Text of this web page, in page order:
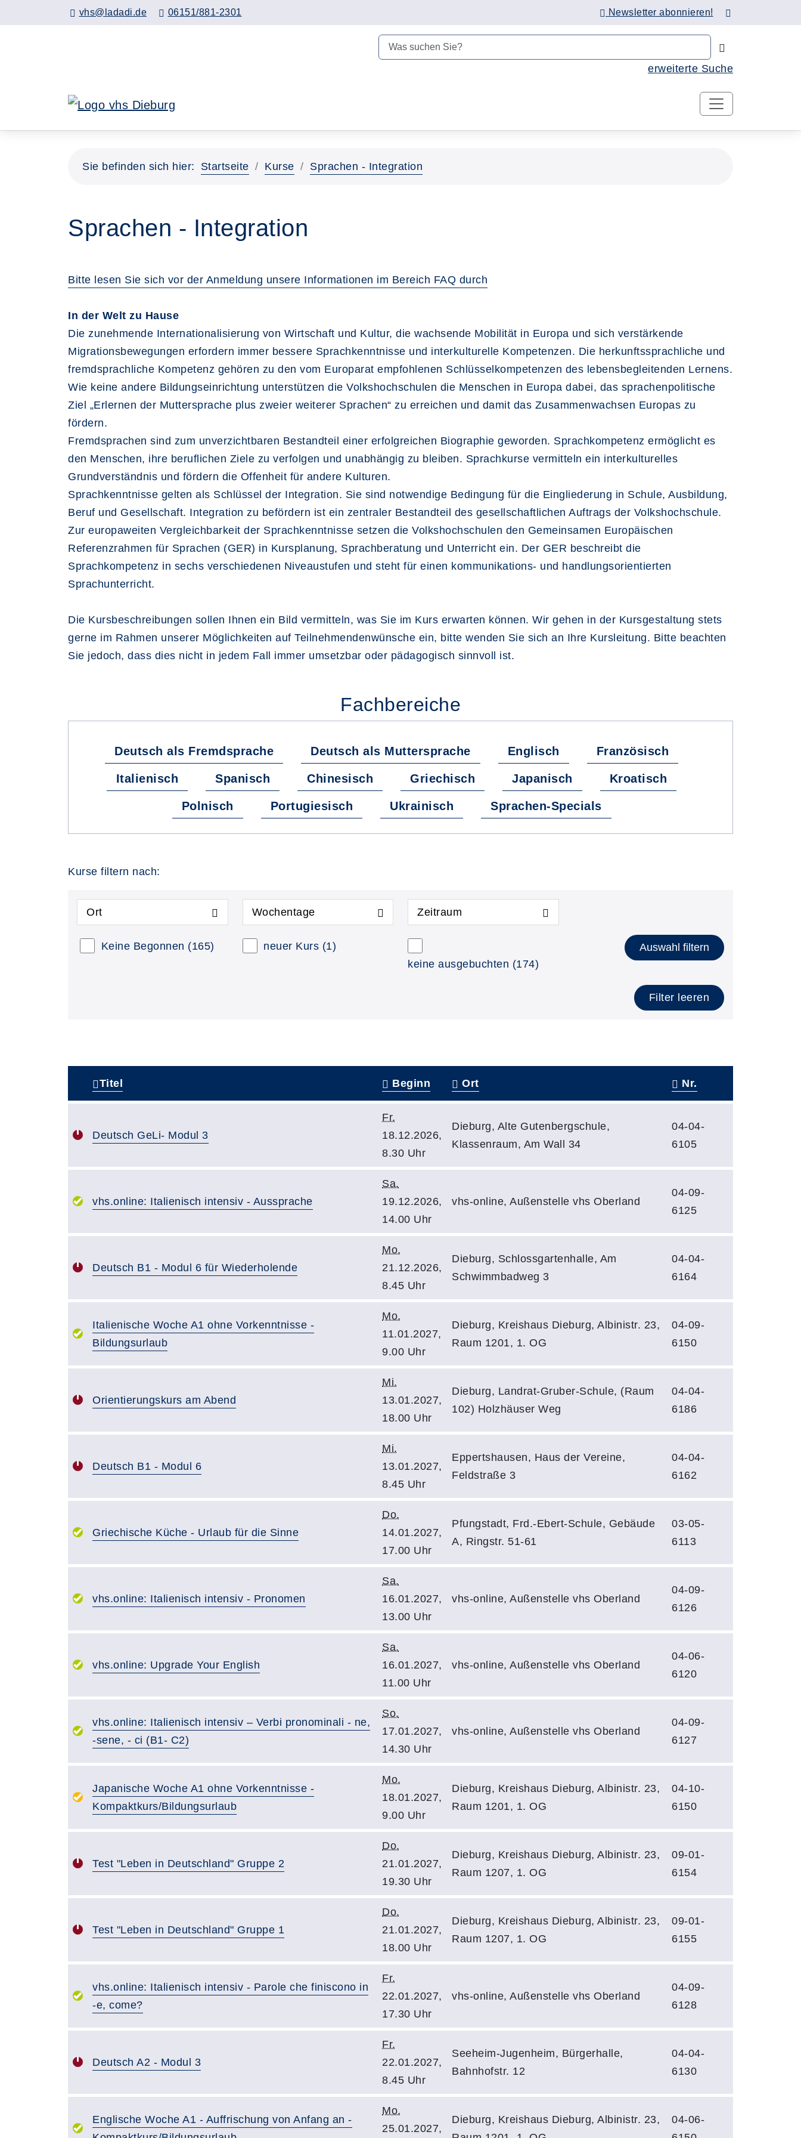
vhs@ladadi.de 06151/881-2301 Newsletter abonnieren!
erweiterte Suche
Hauptinhalt anspringen
Sie befinden sich hier: Startseite Kurse Sprachen - Integration
Sprachen - Integration
Bitte lesen Sie sich vor der Anmeldung unsere Informationen im Bereich FAQ durch
In der Welt zu Hause
Die zunehmende Internationalisierung von Wirtschaft und Kultur, die wachsende Mobilität in Europa und sich verstärkende
Migrationsbewegungen erfordern immer bessere Sprachkenntnisse und interkulturelle Kompetenzen. Die herkunftssprachliche und
fremdsprachliche Kompetenz gehören zu den vom Europarat empfohlenen Schlüsselkompetenzen des lebensbegleitenden Lernens.
Wie keine andere Bildungseinrichtung unterstützen die Volkshochschulen die Menschen in Europa dabei, das sprachenpolitische
Ziel „Erlernen der Muttersprache plus zweier weiterer Sprachen“ zu erreichen und damit das Zusammenwachsen Europas zu
fördern.
Fremdsprachen sind zum unverzichtbaren Bestandteil einer erfolgreichen Biographie geworden. Sprachkompetenz ermöglicht es
den Menschen, ihre beruflichen Ziele zu verfolgen und unabhängig zu bleiben. Sprachkurse vermitteln ein interkulturelles
Grundverständnis und fördern die Offenheit für andere Kulturen.
Sprachkenntnisse gelten als Schlüssel der Integration. Sie sind notwendige Bedingung für die Eingliederung in Schule, Ausbildung,
Beruf und Gesellschaft. Integration zu befördern ist ein zentraler Bestandteil des gesellschaftlichen Auftrags der Volkshochschule.
Zur europaweiten Vergleichbarkeit der Sprachkenntnisse setzen die Volkshochschulen den Gemeinsamen Europäischen
Referenzrahmen für Sprachen (GER) in Kursplanung, Sprachberatung und Unterricht ein. Der GER beschreibt die
Sprachkompetenz in sechs verschiedenen Niveaustufen und steht für einen kommunikations- und handlungsorientierten
Sprachunterricht.
Die Kursbeschreibungen sollen Ihnen ein Bild vermitteln, was Sie im Kurs erwarten können. Wir gehen in der Kursgestaltung stets
gerne im Rahmen unserer Möglichkeiten auf Teilnehmendenwünsche ein, bitte wenden Sie sich an Ihre Kursleitung. Bitte beachten
Sie jedoch, dass dies nicht in jedem Fall immer umsetzbar oder pädagogisch sinnvoll ist.
Fachbereiche
Deutsch als Fremdsprache Deutsch als Muttersprache Englisch Französisch
Italienisch Spanisch Chinesisch Griechisch Japanisch Kroatisch
Polnisch Portugiesisch Ukrainisch Sprachen-Specials
Kurse filtern nach:
Ort Wochentage Zeitraum
Keine Begonnen (165) neuer Kurs (1)
keine ausgebuchten (174)
Auswahl filtern
Filter leeren
Titel Beginn Ort Nr.
Deutsch GeLi- Modul 3
Fr.
18.12.2026,
8.30 Uhr
Dieburg, Alte Gutenbergschule,
Klassenraum, Am Wall 34
04-04-
6105
vhs.online: Italienisch intensiv - Aussprache
Sa.
19.12.2026,
14.00 Uhr
vhs-online, Außenstelle vhs Oberland
04-09-
6125
Deutsch B1 - Modul 6 für Wiederholende
Mo.
21.12.2026,
8.45 Uhr
Dieburg, Schlossgartenhalle, Am
Schwimmbadweg 3
04-04-
6164
Italienische Woche A1 ohne Vorkenntnisse -
Bildungsurlaub
Mo.
11.01.2027,
9.00 Uhr
Dieburg, Kreishaus Dieburg, Albinistr. 23,
Raum 1201, 1. OG
04-09-
6150
Orientierungskurs am Abend
Mi.
13.01.2027,
18.00 Uhr
Dieburg, Landrat-Gruber-Schule, (Raum
102) Holzhäuser Weg
04-04-
6186
Deutsch B1 - Modul 6
Mi.
13.01.2027,
8.45 Uhr
Eppertshausen, Haus der Vereine,
Feldstraße 3
04-04-
6162
Griechische Küche - Urlaub für die Sinne
Do.
14.01.2027,
17.00 Uhr
Pfungstadt, Frd.-Ebert-Schule, Gebäude
A, Ringstr. 51-61
03-05-
6113
vhs.online: Italienisch intensiv - Pronomen
Sa.
16.01.2027,
13.00 Uhr
vhs-online, Außenstelle vhs Oberland
04-09-
6126
vhs.online: Upgrade Your English
Sa.
16.01.2027,
11.00 Uhr
vhs-online, Außenstelle vhs Oberland
04-06-
6120
vhs.online: Italienisch intensiv – Verbi pronominali - ne,
-sene, - ci (B1- C2)
So.
17.01.2027,
14.30 Uhr
vhs-online, Außenstelle vhs Oberland
04-09-
6127
Japanische Woche A1 ohne Vorkenntnisse -
Kompaktkurs/Bildungsurlaub
Mo.
18.01.2027,
9.00 Uhr
Dieburg, Kreishaus Dieburg, Albinistr. 23,
Raum 1201, 1. OG
04-10-
6150
Test "Leben in Deutschland" Gruppe 2
Do.
21.01.2027,
19.30 Uhr
Dieburg, Kreishaus Dieburg, Albinistr. 23,
Raum 1207, 1. OG
09-01-
6154
Test "Leben in Deutschland" Gruppe 1
Do.
21.01.2027,
18.00 Uhr
Dieburg, Kreishaus Dieburg, Albinistr. 23,
Raum 1207, 1. OG
09-01-
6155
vhs.online: Italienisch intensiv - Parole che finiscono in
-e, come?
Fr.
22.01.2027,
17.30 Uhr
vhs-online, Außenstelle vhs Oberland
04-09-
6128
Deutsch A2 - Modul 3
Fr.
22.01.2027,
8.45 Uhr
Seeheim-Jugenheim, Bürgerhalle,
Bahnhofstr. 12
04-04-
6130
Englische Woche A1 - Auffrischung von Anfang an -
Mo.
25.01.2027,
Dieburg, Kreishaus Dieburg, Albinistr. 23,
04-06-